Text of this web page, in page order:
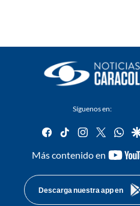
Síguenos en:
facebook
tiktok instagram
twitter
Más contenido en
Descarga nuestra app en